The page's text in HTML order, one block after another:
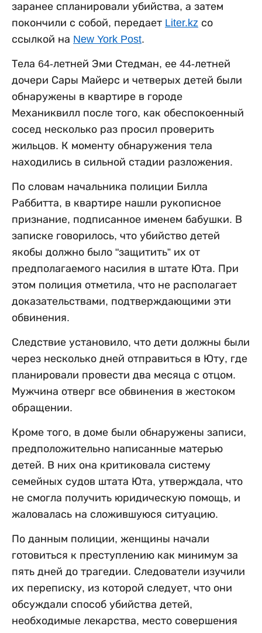
заранее спланировали убийства, а затем
покончили с собой, передает Liter.kz со
ссылкой на New York Post.
Тела 64-летней Эми Стедман, ее 44-летней
дочери Сары Майерс и четверых детей были
обнаружены в квартире в городе
Механиквилл после того, как обеспокоенный
сосед несколько раз просил проверить
жильцов. К моменту обнаружения тела
находились в сильной стадии разложения.
По словам начальника полиции Билла
Раббитта, в квартире нашли рукописное
признание, подписанное именем бабушки. В
записке говорилось, что убийство детей
якобы должно было "защитить” их от
предполагаемого насилия в штате Юта. При
этом полиция отметила, что не располагает
доказательствами, подтверждающими эти
обвинения.
Следствие установило, что дети должны были
через несколько дней отправиться в Юту, где
планировали провести два месяца с отцом.
Мужчина отверг все обвинения в жестоком
обращении.
Кроме того, в доме были обнаружены записи,
предположительно написанные матерью
детей. В них она критиковала систему
семейных судов штата Юта, утверждала, что
не смогла получить юридическую помощь, и
жаловалась на сложившуюся ситуацию.
По данным полиции, женщины начали
готовиться к преступлению как минимум за
пять дней до трагедии. Следователи изучили
их переписку, из которой следует, что они
обсуждали способ убийства детей,
необходимые лекарства, место совершения